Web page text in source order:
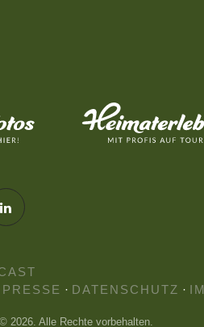
PRESSE · DATENSCHUTZ ·
2026. Alle Rechte vorbehalten.